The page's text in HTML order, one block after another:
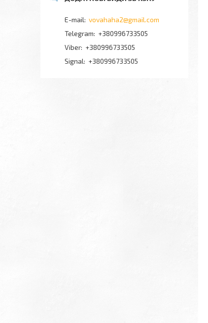
vovahaha2@gmail.com
+380996733505
+380996733505
Signal
+380996733505